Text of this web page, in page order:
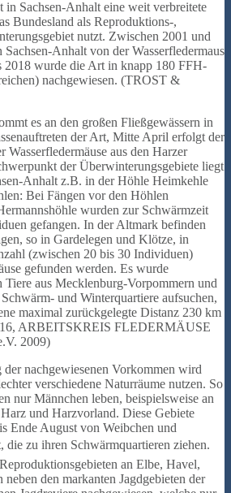
in Sachsen-Anhalt eine weit verbreitete
Bundesland als Reproduktions-,
nutzt. Zwischen 2001 und
Anhalt von der Wasserfledermaus
2018 wurde die Art in knapp 180 FFH-
nachgewiesen. (TROST &
es an den großen Fließgewässern in
der Art, Mitte April erfolgt der
Wasserfledermäuse aus den Harzer
der Überwinterungsgebiete liegt
Anhalt z.B. in der Höhle Heimkehle
Bei Fängen vor den Höhlen
wurden zur Schwärmzeit
gefangen. In der Altmark befinden
so in Gardelegen und Klötze, in
(zwischen 20 bis 30 Individuen)
gefunden werden. Es wurde
Tiere aus Mecklenburg-Vorpommern und
und Winterquartiere aufsuchen,
maximal zurückgelegte Distanz 230 km
ARBEITSKREIS FLEDERMÄUSE
2009)
nachgewiesenen Vorkommen wird
verschiedene Naturräume nutzen. So
nur Männchen leben, beispielsweise an
und Harzvorland. Diese Gebiete
Ende August von Weibchen und
zu ihren Schwärmquartieren ziehen.
an Elbe, Havel,
den markanten Jagdgebieten der